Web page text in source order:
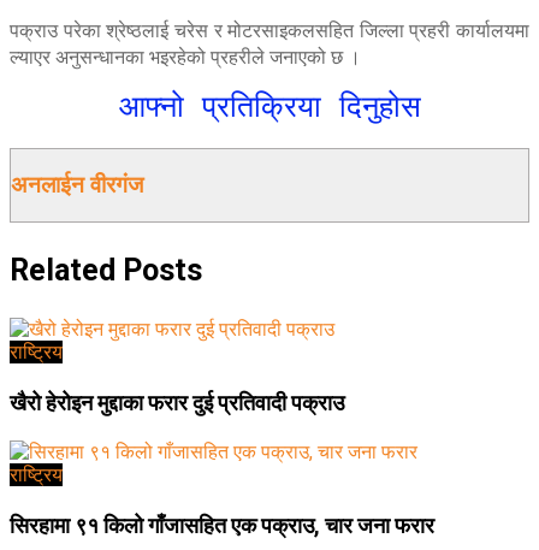
पक्राउ परेका श्रेष्ठलाई चरेस र मोटरसाइकलसहित जिल्ला प्रहरी कार्यालयमा
ल्याएर अनुसन्धानका भइरहेको प्रहरीले जनाएको छ ।
आफ्नो प्रतिक्रिया दिनुहोस
अनलाईन वीरगंज
Related Posts
राष्ट्रिय
खैरो हेरोइन मुद्दाका फरार दुई प्रतिवादी पक्राउ
राष्ट्रिय
सिरहामा ९१ किलो गाँजासहित एक पक्राउ, चार जना फरार